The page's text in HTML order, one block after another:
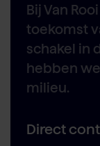
Bij Van
toekomst
schakel in
hebben
milieu.
Direct